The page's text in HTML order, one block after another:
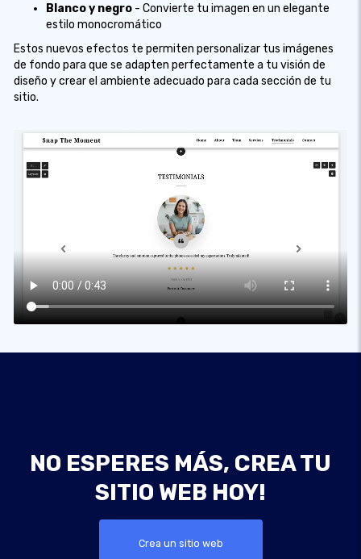
Blanco y negro - Convierte tu imagen en un elegante
estilo monocromático
Estos nuevos efectos te permiten personalizar tus imágenes
de fondo para que se adapten perfectamente a tu visión de
diseño y crear el ambiente adecuado para cada sección de tu
sitio.
NO ESPERES MÁS, CREA TU
SITIO WEB HOY!
Crea un sitio web